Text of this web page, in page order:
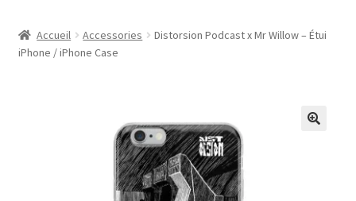
Mon compte
Accueil Accessories
Distorsion Podcast x Mr Willow – Étui
iPhone / iPhone Case